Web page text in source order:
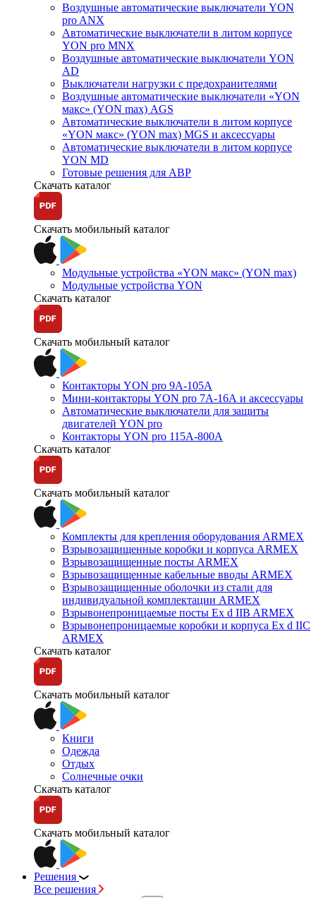
Воздушные автоматические выключатели YON
pro ANX
Автоматические выключатели в литом корпусе
YON pro MNX
Воздушные автоматические выключатели YON
AD
Выключатели нагрузки с предохранителями
Воздушные автоматические выключатели «YON
макс» (YON max) AGS
Автоматические выключатели в литом корпусе
«YON макс» (YON max) MGS и аксессуары
Автоматические выключатели в литом корпусе
YON MD
Готовые решения для АВР
Скачать каталог
Скачать мобильный каталог
Модульные устройства «YON макс» (YON max)
Модульные устройства YON
Скачать каталог
Скачать мобильный каталог
Контакторы YON pro 9А-105А
Мини-контакторы YON pro 7А-16А и аксессуары
Автоматические выключатели для защиты
двигателей YON pro
Контакторы YON pro 115А-800А
Скачать каталог
Скачать мобильный каталог
Комплекты для крепления оборудования ARMEX
Взрывозащищенные коробки и корпуса ARMEX
Взрывозащищенные посты ARMEX
Взрывозащищенные кабельные вводы ARMEX
Взрывозащищенные оболочки из стали для
индивидуальной комплектации ARMEX
Взрывонепроницаемые посты Ex d IIB ARMEX
Взрывонепроницаемые коробки и корпуса Ex d IIС
ARMEX
Скачать каталог
Скачать мобильный каталог
Книги
Одежда
Отдых
Солнечные очки
Скачать каталог
Скачать мобильный каталог
Решения
Все решения